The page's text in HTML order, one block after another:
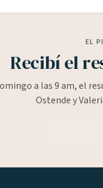
EL
Recibí el
a las 9 am, el
Ostende y